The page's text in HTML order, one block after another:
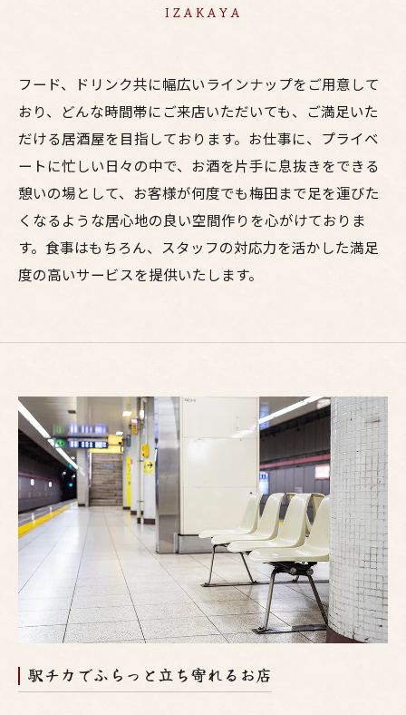
IZAKAYA
フード、ドリンク共に幅広いラインナップをご用意して
おり、どんな時間帯にご来店いただいても、ご満足いた
だける居酒屋を目指しております。お仕事に、プライベ
ートに忙しい日々の中で、お酒を片手に息抜きをできる
憩いの場として、お客様が何度でも梅田まで足を運びた
くなるような居心地の良い空間作りを心がけておりま
す。食事はもちろん、スタッフの対応力を活かした満足
度の高いサービスを提供いたします。
駅チカでふらっと立ち寄れるお店